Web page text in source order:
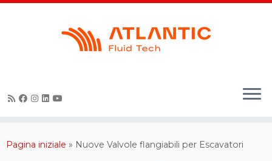
Skip
Pagina iniziale » Nuove Valvole flangiabili per Escavatori